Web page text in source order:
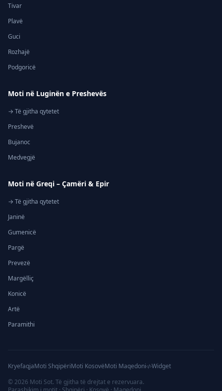
Tivar
Plavë
Guci
Rozhajë
Podgoricë
Moti në Luginën e Preshevës
→ Të gjitha qytetet
Preshevë
Bujanoc
Medvegjë
Moti në Greqi – Çamëri & Epir
→ Të gjitha qytetet
Janinë
Gumenicë
Pargë
Prevezë
Margëlliç
Konicë
Artë
Paramithi
KryefaqjaMoti ShqipëriMoti KosovëMoti Maqedoni
Widget
© 2026 Moti Sot. Të gjitha të drejtat e rezervuara.